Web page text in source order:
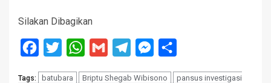
Silakan Dibagikan
Facebook
Twitter WhatsApp
Gmail TelegramMessenger
Tags: batubara Briptu Shegab Wibisono
pansus investigasi